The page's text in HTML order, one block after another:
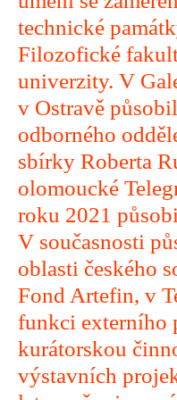
technické
Filozofické
univerzity. V
v Ostravě
odborného
sbírky Roberta
olomoucké
roku 2021
V současnosti
oblasti českého
Fond Artefin, v
funkci externího
kurátorskou
výstavních